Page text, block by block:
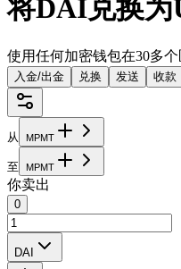
将DAI兑换为
使用任何加密钱包在30多
入金/出金 兑换 发送 收款
从 MPMT
至 MPMT
你卖出
0
DAI